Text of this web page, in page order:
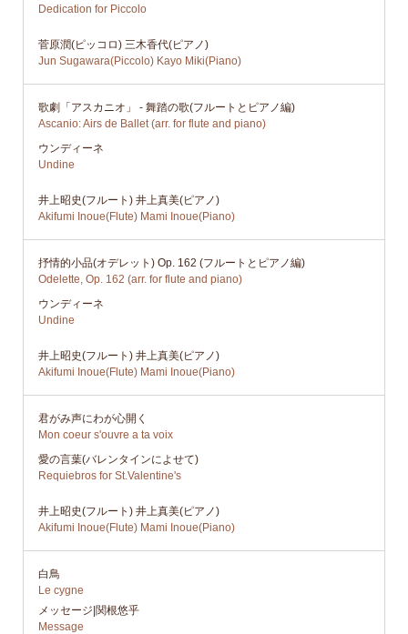
Dedication for Piccolo
菅原潤(ピッコロ) 三木香代(ピアノ)
Jun Sugawara(Piccolo) Kayo Miki(Piano)
歌劇「アスカニオ」 - 舞踏の歌(フルートとピアノ編)
Ascanio: Airs de Ballet (arr. for flute and piano)
ウンディーネ
Undine
井上昭史(フルート) 井上真美(ピアノ)
Akifumi Inoue(Flute) Mami Inoue(Piano)
抒情的小品(オデレット) Op. 162 (フルートとピアノ編)
Odelette, Op. 162 (arr. for flute and piano)
ウンディーネ
Undine
井上昭史(フルート) 井上真美(ピアノ)
Akifumi Inoue(Flute) Mami Inoue(Piano)
君がみ声にわが心開く
Mon coeur s'ouvre a ta voix
愛の言葉(バレンタインによせて)
Requiebros for St.Valentine's
井上昭史(フルート) 井上真美(ピアノ)
Akifumi Inoue(Flute) Mami Inoue(Piano)
白鳥
Le cygne
メッセージ|関根悠乎
Message